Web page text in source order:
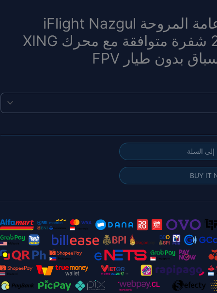
20 قطعة/10 أزواج من دعامة المروحة iFlight Nazgul
T4030 مقاس 4 بوصة و2 شفرة متوافقة مع محرك XING
السلة
BUY IT